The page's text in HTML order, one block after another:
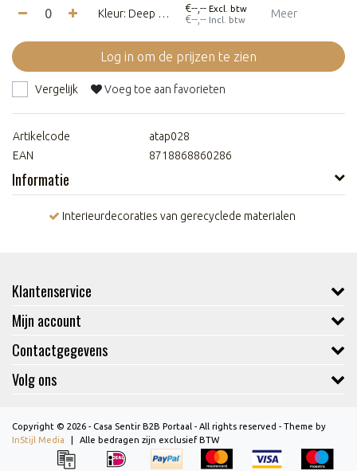
Kleur: Deep Blue €--,-- Excl. btw
€--,-- Incl. btw Meer
Log in om de prijzen te zien
Vergelijk Voeg toe aan favorieten
Artikelcode
atap028
EAN
8718868860286
Informatie
Interieurdecoraties van gerecyclede materialen
Klantenservice
Mijn account
Contactgegevens
Volg ons
Copyright © 2026 - Casa Sentir B2B Portaal - All rights reserved - Theme by
InStijl Media
Alle bedragen zijn exclusief BTW